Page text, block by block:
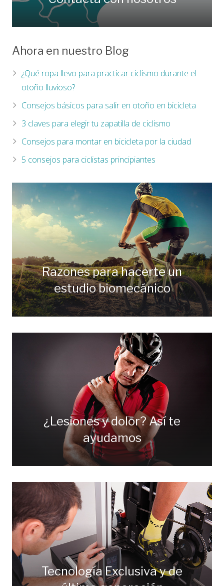
Ahora en nuestro Blog
¿Qué ropa llevo para practicar ciclismo durante el
otoño lluvioso?
Consejos básicos para salir en otoño en bicicleta
3 claves para elegir tu zapatilla de ciclismo
Consejos para montar en bicicleta por la ciudad
5 consejos para ciclistas principiantes
Razones para hacerte un
estudio biomecánico
¿Lesiones y dolor? Así te
ayudamos
Tecnología Exclusiva y de